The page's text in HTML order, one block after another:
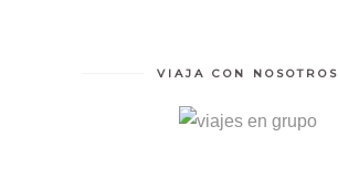
VIAJA CON NOSOTROS